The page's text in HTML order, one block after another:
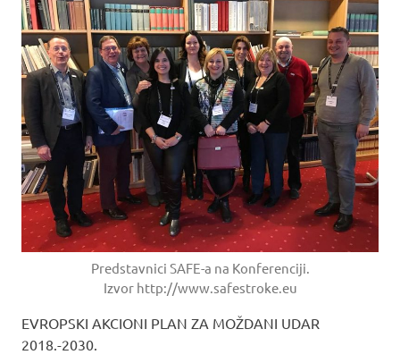
Predstavnici SAFE-a na Konferenciji.
Izvor http://www.safestroke.eu
EVROPSKI AKCIONI PLAN ZA MOŽDANI UDAR
2018.-2030.